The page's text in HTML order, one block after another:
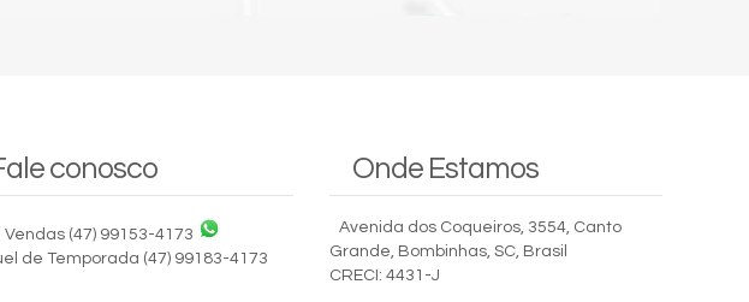
conosco
Vendas (47) 99153-4173
de Temporada (47) 99183-4173
Onde Estamos
Avenida dos Coqueiros, 3554, Canto
Grande, Bombinhas, SC, Brasil
CRECI: 4431-J